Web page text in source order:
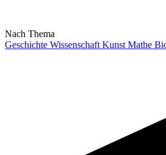
Nach Thema
Geschichte Wissenschaft Kunst Mathe